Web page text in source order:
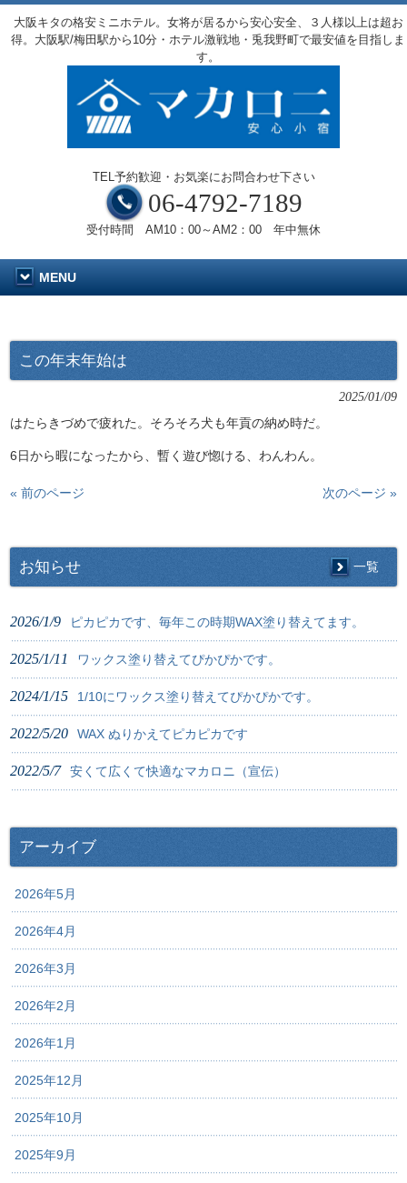
大阪キタの格安ミニホテル。女将が居るから安心安全、３人様以上は超お
得。大阪駅/梅田駅から10分・ホテル激戦地・兎我野町で最安値を目指しま
す。
TEL予約歓迎・お気楽にお問合わせ下さい
06-4792-7189
受付時間 AM10：00～AM2：00 年中無休
MENU
この年末年始は
2025/01/09
はたらきづめで疲れた。そろそろ犬も年貢の納め時だ。
6日から暇になったから、暫く遊び惚ける、わんわん。
« 前のページ 次のページ »
お知らせ 一覧
2026/1/9 ピカピカです、毎年この時期WAX塗り替えてます。
2025/1/11 ワックス塗り替えてぴかぴかです。
2024/1/15 1/10にワックス塗り替えてぴかぴかです。
2022/5/20 WAX ぬりかえてピカピカです
2022/5/7 安くて広くて快適なマカロニ（宣伝）
アーカイブ
2026年5月
2026年4月
2026年3月
2026年2月
2026年1月
2025年12月
2025年10月
2025年9月